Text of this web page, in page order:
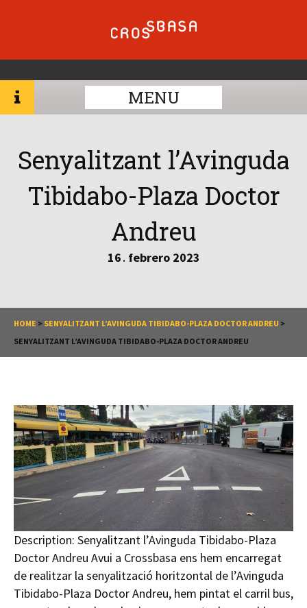
MENU
Senyalitzant l’Avinguda
Tibidabo-Plaza Doctor
Andreu
16 . febrero 2023
HOME > SENYALITZANT L’AVINGUDA TIBIDABO-PLAZA DOCTOR ANDREU >
SENYALITZANT L’AVINGUDA TIBIDABO-PLAZA DOCTOR ANDREU
Description: Senyalitzant l’Avinguda Tibidabo-Plaza
Doctor Andreu Avui a Crossbasa ens hem encarregat
de realitzar la senyalització horitzontal de l’Avinguda
Tibidabo-Plaza Doctor Andreu, hem pintat el carril bus,